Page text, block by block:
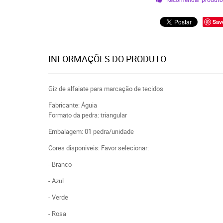
INFORMAÇÕES DO PRODUTO
Giz de alfaiate para marcação de tecidos
Fabricante: Águia
Formato da pedra: triangular
Embalagem: 01 pedra/unidade
Cores disponiveis: Favor selecionar:
- Branco
- Azul
- Verde
- Rosa